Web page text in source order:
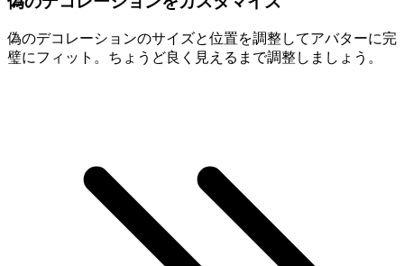
偽のデコレーションのサイズと位置を調整してアバターに完
璧にフィット。ちょうど良く見えるまで調整しましょう。